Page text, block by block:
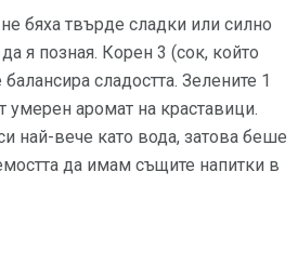
бяха твърде сладки или силно
я позная. Корен 3 (сок, който
сладостта. Зелените 1
аромат на краставици.
най-вече като вода, затова беше
да имам същите напитки в